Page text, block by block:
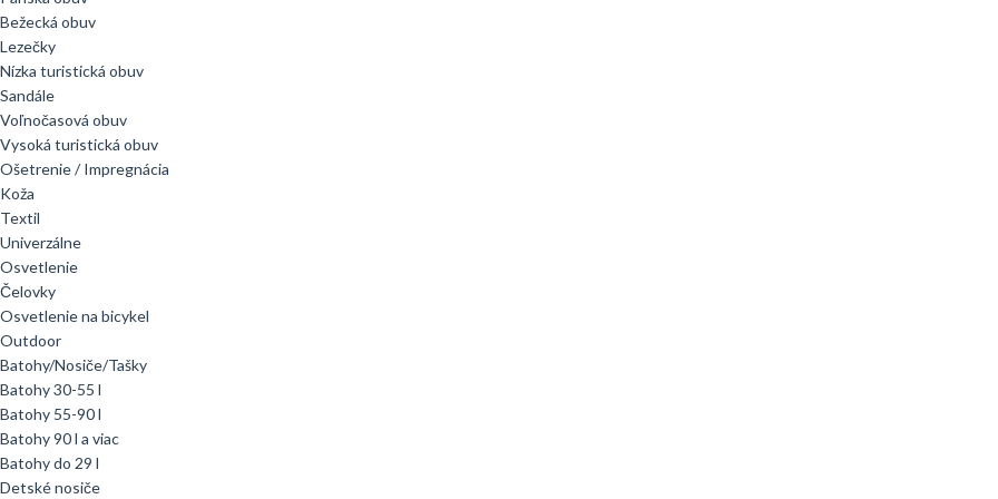
Bežecká obuv
Lezečky
Nízka turistická obuv
Sandále
Voľnočasová obuv
Vysoká turistická obuv
Ošetrenie / Impregnácia
Koža
Textil
Univerzálne
Osvetlenie
Čelovky
Osvetlenie na bicykel
Outdoor
Batohy/Nosiče/Tašky
Batohy 30-55 l
Batohy 55-90 l
Batohy 90 l a viac
Batohy do 29 l
Detské nosiče